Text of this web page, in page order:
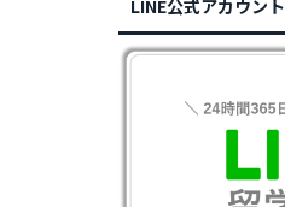
LINE公式アカウント